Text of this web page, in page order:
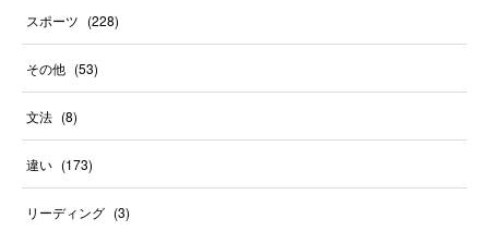
スポーツ (228)
その他 (53)
文法 (8)
違い (173)
リーディング (3)